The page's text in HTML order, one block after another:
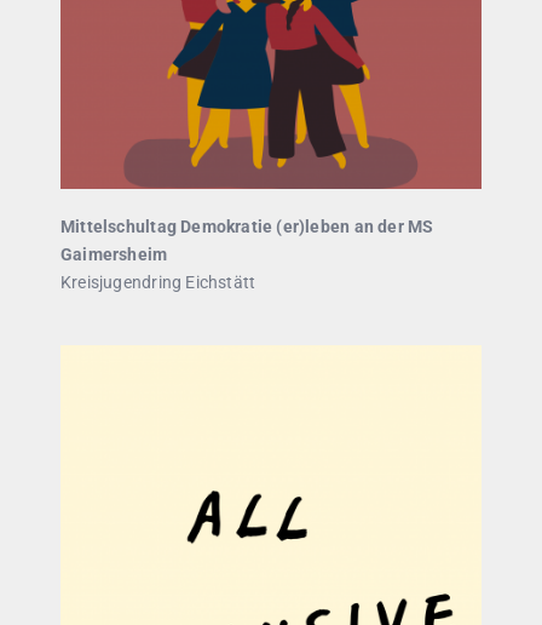
Mittelschultag Demokratie (er)leben an der MS
Gaimersheim
Kreisjugendring Eichstätt